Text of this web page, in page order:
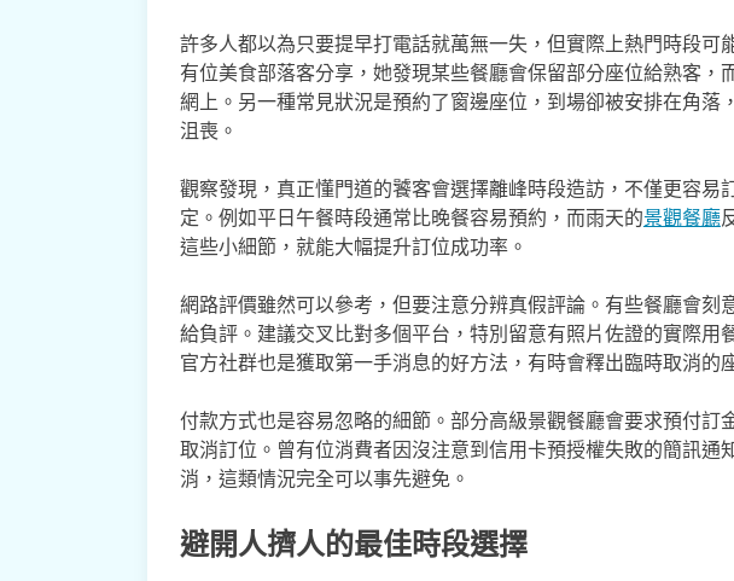
許多人都以為只要提早打電話就萬無一失，但實際上熱門時段可
有位美食部落客分享，她發現某些餐廳會保留部分座位給熟客，
網上。另一種常見狀況是預約了窗邊座位，到場卻被安排在角落
沮喪。
觀察發現，真正懂門道的饕客會選擇離峰時段造訪，不僅更容易
定。例如平日午餐時段通常比晚餐容易預約，而雨天的景觀餐廳
這些小細節，就能大幅提升訂位成功率。
網路評價雖然可以參考，但要注意分辨真假評論。有些餐廳會刻
給負評。建議交叉比對多個平台，特別留意有照片佐證的實際用
官方社群也是獲取第一手消息的好方法，有時會釋出臨時取消的
付款方式也是容易忽略的細節。部分高級景觀餐廳會要求預付訂
取消訂位。曾有位消費者因沒注意到信用卡預授權失敗的簡訊通
消，這類情況完全可以事先避免。
避開人擠人的最佳時段選擇